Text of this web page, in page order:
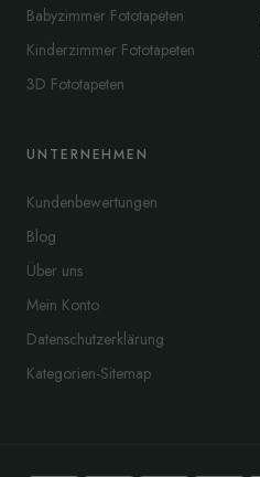
Babyzimmer Fototapeten
Kinderzimmer Fototapeten
3D Fototapeten
UNTERNEHMEN
Kundenbewertungen
Blog
Über uns
Mein Konto
Datenschutzerklärung
Kategorien-Sitemap